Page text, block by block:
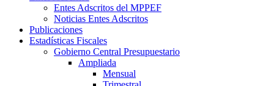
Entes Adscritos del MPPEF
Noticias Entes Adscritos
Publicaciones
Estadísticas Fiscales
Gobierno Central Presupuestario
Ampliada
Mensual